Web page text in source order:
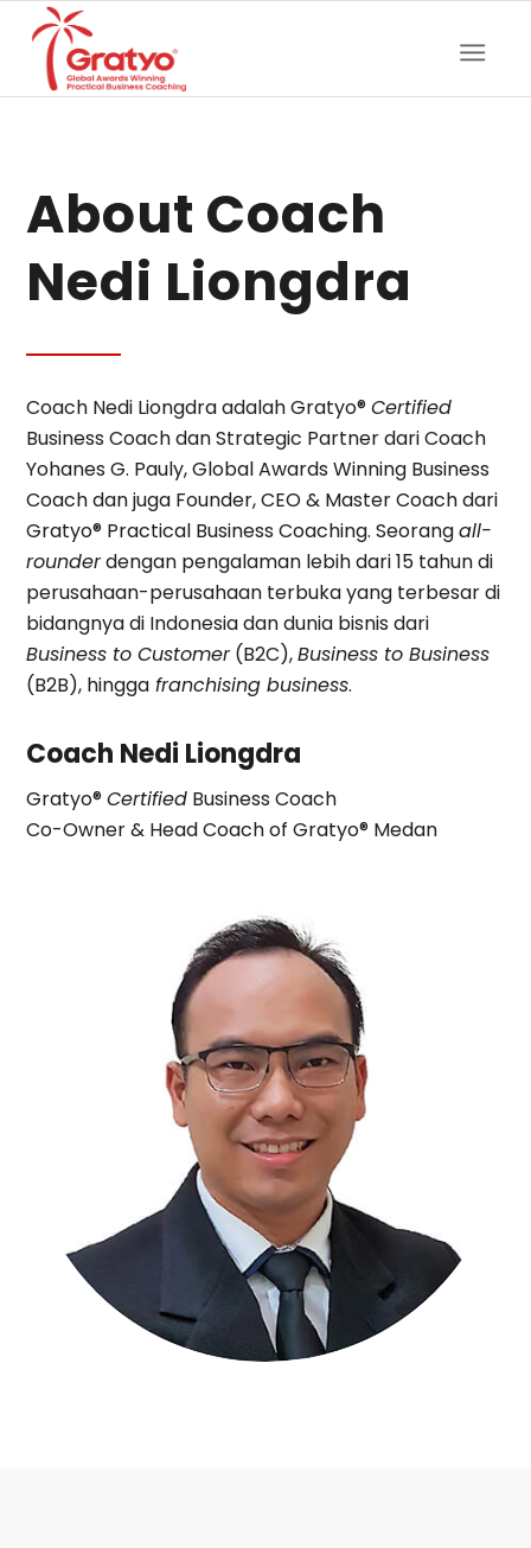
About Coach
Nedi Liongdra
Coach Nedi Liongdra adalah Gratyo®Certified
Business Coach dan Strategic Partner dari Coach
Yohanes G. Pauly, Global Awards Winning Business
Coach dan juga Founder, CEO & Master Coach dari
Gratyo® Practical Business Coaching. Seorangall-
rounderdengan pengalaman lebih dari 15 tahun di
perusahaan-perusahaan terbuka yang terbesar di
bidangnya di Indonesia dan dunia bisnis dari
Business to Customer(B2C),Business to Business
(B2B), hingga franchising business.
Coach Nedi Liongdra
Gratyo®Certified Business Coach
Co-Owner & Head Coach of Gratyo® Medan